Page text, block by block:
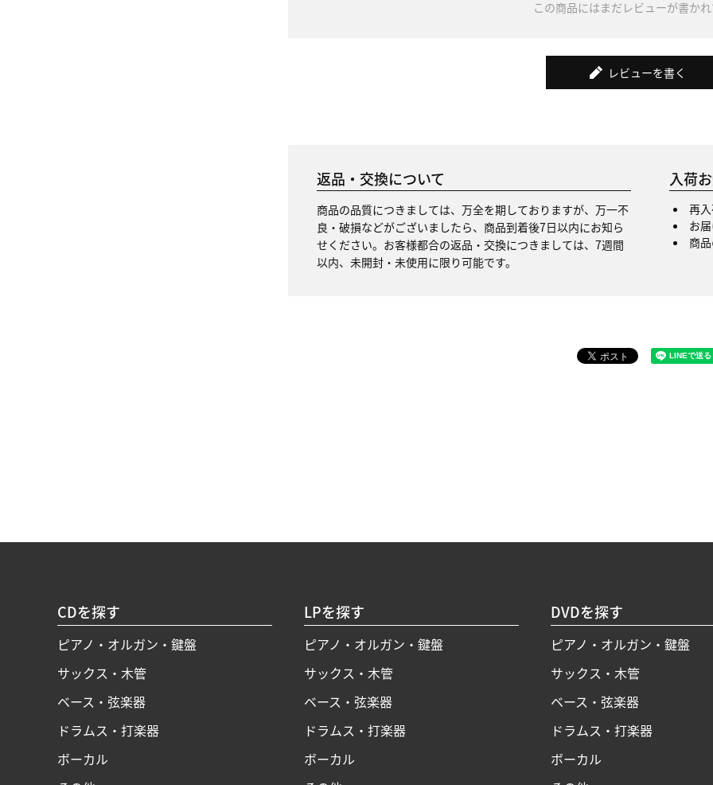
この商品にはまだレビューが書か
レビューを書く
返品・交換について
商品の品質につきましては、万全を期しておりますが、万一不
良・破損などがございましたら、商品到着後7日以内にお知ら
せください。お客様都合の返品・交換につきましては、7週間
以内、未開封・未使用に限り可能です。
入荷
再
お
商
CDを探す
ピアノ・オルガン・鍵盤
サックス・木管
ベース・弦楽器
ドラムス・打楽器
ボーカル
LPを探す
ピアノ・オルガン・鍵盤
サックス・木管
ベース・弦楽器
ドラムス・打楽器
ボーカル
DVDを探す
ピアノ・オルガン・鍵盤
サックス・木管
ベース・弦楽器
ドラムス・打楽器
ボーカル